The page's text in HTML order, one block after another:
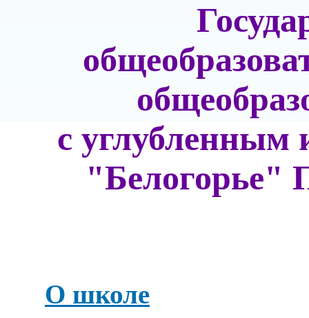
с углубленным
"Белогорье"
О школе